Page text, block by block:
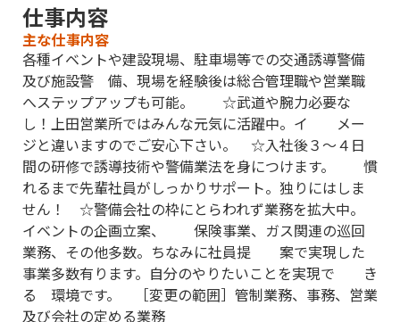
仕事内容
主な仕事内容
各種イベントや建設現場、駐車場等での交通誘導警備
及び施設警 備、現場を経験後は総合管理職や営業職
へステップアップも可能。 ☆武道や腕力必要な
し！上田営業所ではみんな元気に活躍中。イ メー
ジと違いますのでご安心下さい。 ☆入社後３〜４日
間の研修で誘導技術や警備業法を身につけます。 慣
れるまで先輩社員がしっかりサポート。独りにはしま
せん！ ☆警備会社の枠にとらわれず業務を拡大中。
イベントの企画立案、 保険事業、ガス関連の巡回
業務、その他多数。ちなみに社員提 案で実現した
事業多数有ります。自分のやりたいことを実現で き
る 環境です。 ［変更の範囲］管制業務、事務、営業
及び会社の定める業務